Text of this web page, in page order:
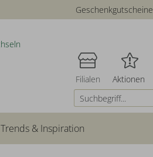
Geschenkgutscheine
Filialen Aktionen
Trends & Inspiration